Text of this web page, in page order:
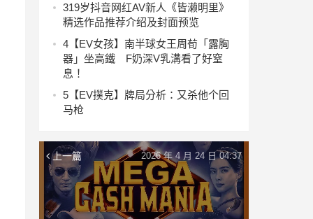
319岁抖音网红AV新人《皆濑明里》
精选作品推荐介绍及封面预览
4 【EV女孩】南半球女王周荀「露胸
器」坐高鐵 F奶深V乳溝看了好窒
息！
5 【EV撲克】牌局分析：又杀他个回
马枪
上一篇 2026 年 4 月 24 日 04:37